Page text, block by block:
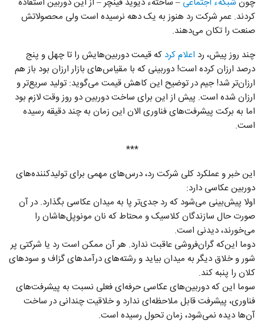
کردند. عمر شرکت رد هنوز به یک دهه نرسیده است ولی محصولاتش
صنعت را تکان می‌دهند.
چند روز پیش، رد اعلام کرد که قیمت دوربین‌هایش را تا چهل و پنج
درصد ارزان کرده است! دوربینی که با مقیاس‌های بازار ارزان بود باز هم
ارزان‌تر شد! جیم در توضیح این کاهش قیمت می‌گوید: تولید سریع‌تر و
ارزان شده است. پیش از این برای ساخت دوربین دو روز وقت لازم بود
اما به برکت پیشرفت‌های فناوری الان این زمان به چند دقیقه رسیده
است.
***
این خبر و عملکرد کلی شرکت رد، درس‌های مهمی برای تولیدکننده‌های
دوربین عکاسی دارد:
اولا پیش‌بینی می‌شود که رد جدی‌تر پا به میدان عکاسی بگذارد. در آن
صورت حال سازندگان کلاسیک و محتاط که نان مونوپل‌هاشان را
می‌خورند، دیدنی است.
دوما این‌که گران‌فروشی عاقبت ندارد. هر آن ممکن است رد یا شرکتی پر
شور و خلاق دیگر به میدان بیاید و رشته‌های درآمد‌های گزاف و سودهای
کلان را پنبه کند.
سوما این که دوربین‌های عکاسی حرفه‌ای فعلی نسبت به پیشرفت‌های
فناوری، پیشرفت قابل ملاحظه‌ای ندارد و خلاقیت چندانی در ساخت
آن‌ها دیده نمی‌شود، زمان تحول رسیده است.